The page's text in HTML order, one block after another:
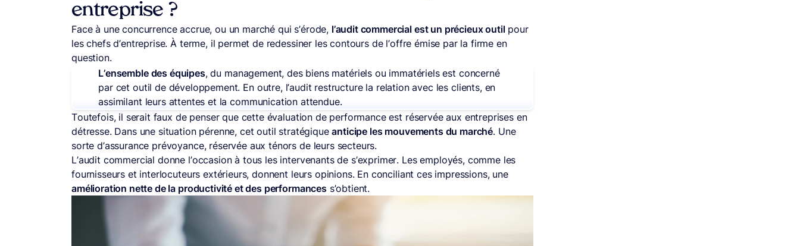
entreprise ?
Face à une concurrence accrue, ou un marché qui s’érode, l’audit commercial est un précieux outilpour
les chefs d’entreprise. À terme, il permet de redessiner les contours de l’offre émise par la firme en
question.
L’ensemble des équipes, du management, des biens matériels ou immatériels est concerné
par cet outil de développement. En outre, l’audit restructure la relation avec les clients, en
assimilant leurs attentes et la communication attendue.
Toutefois, il serait faux de penser que cette évaluation de performance est réservée aux entreprises en
détresse. Dans une situation pérenne, cet outil stratégiqueanticipe les mouvements du marché. Une
sorte d’assurance prévoyance, réservée aux ténors de leurs secteurs.
L’audit commercial donne l’occasion à tous les intervenants de s’exprimer. Les employés, comme les
fournisseurs et interlocuteurs extérieurs, donnent leurs opinions. En conciliant ces impressions, une
amélioration nette de la productivité et des performancess’obtient.